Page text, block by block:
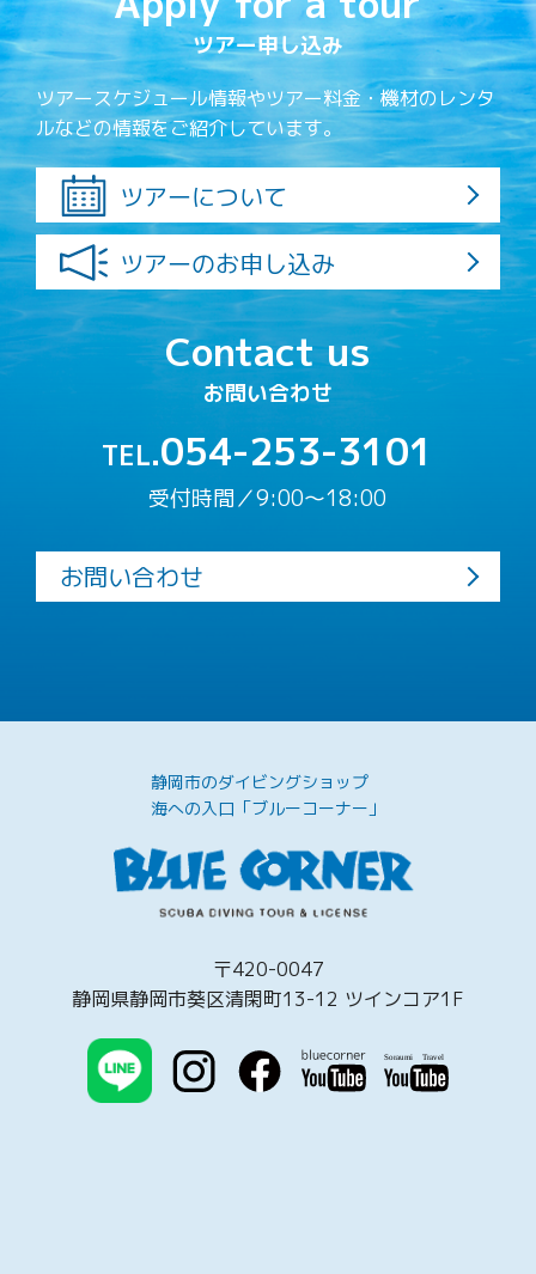
ツアー申し込み
ツアースケジュール情報やツアー料金・機材のレンタ
ルなどの情報をご紹介しています。
ツアーについて
ツアーのお申し込み
Contact us
お問い合わせ
TEL.054-253-3101
受付時間／9:00〜18:00
お問い合わせ
静岡市のダイビングショップ
海への入口「ブルーコーナー」
〒420-0047
静岡県静岡市葵区清閑町13-12 ツインコア1F